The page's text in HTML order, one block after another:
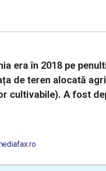
era în 2018 pe
de teren alocată
cultivabile). A fost